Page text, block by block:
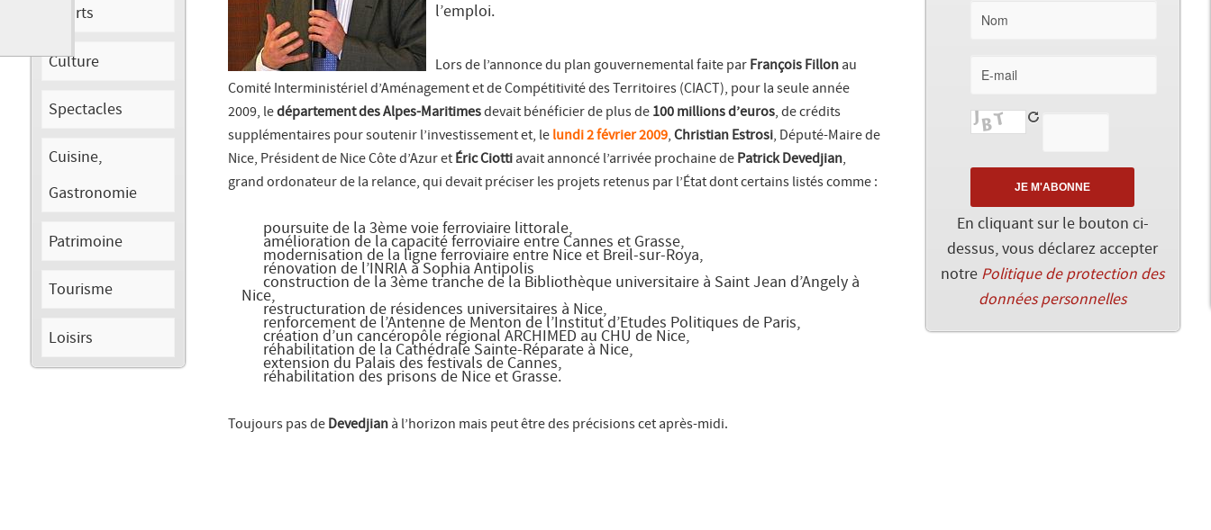
Sports
Culture
Spectacles
Cuisine,
Gastronomie
Patrimoine
Tourisme
Loisirs
l’emploi.
Lors de l’annonce du plan gouvernemental faite par François Fillon au
Comité Interministériel d’Aménagement et de Compétitivité des Territoires (CIACT), pour la seule année
2009, ledépartement des Alpes-Maritimesdevait bénéficier de plus de 100 millions d’euros, de crédits
supplémentaires pour soutenir l’investissement et, le lundi 2 février 2009, Christian Estrosi, Député-Maire de
Nice, Président de Nice Côte d’Azur et Éric Ciotti avait annoncé l’arrivée prochaine de Patrick Devedjian,
grand ordonateur de la relance, qui devait préciser les projets retenus par l’État dont certains listés comme :
poursuite de la 3ème voie ferroviaire littorale,
amélioration de la capacité ferroviaire entre Cannes et Grasse,
modernisation de la ligne ferroviaire entre Nice et Breil-sur-Roya,
rénovation de l’INRIA à Sophia Antipolis
construction de la 3ème tranche de la Bibliothèque universitaire à Saint Jean d’Angely à
Nice,
restructuration de résidences universitaires à Nice,
renforcement de l’Antenne de Menton de l’Institut d’Etudes Politiques de Paris,
création d’un cancéropôle régional ARCHIMED au CHU de Nice,
réhabilitation de la Cathédrale Sainte-Réparate à Nice,
extension du Palais des festivals de Cannes,
réhabilitation des prisons de Nice et Grasse.
Toujours pas de Devedjian à l’horizon mais peut être des précisions cet après-midi.
En cliquant sur le bouton ci-
dessus, vous déclarez accepter
notre Politique de protection des
données personnelles